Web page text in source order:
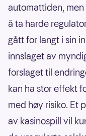
automattiden,
å ta harde
gått for langt i sin
innslaget av
forslaget til
kan ha stor effekt
med høy risiko. Et
av kasinospill vil